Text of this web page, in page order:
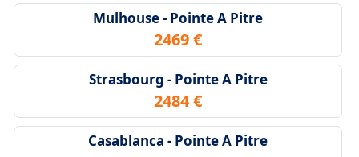
Mulhouse - Pointe A Pitre
2469 €
Strasbourg - Pointe A Pitre
2484 €
Casablanca - Pointe A Pitre